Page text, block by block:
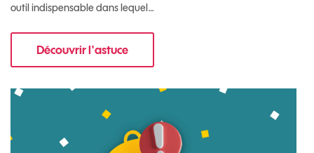
outil indispensable dans lequel…
Découvrir l'astucepour Comment protéger les données de